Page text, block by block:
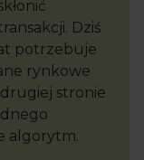
Dziś
potrzebuje
rynkowe
stronie
algorytm.